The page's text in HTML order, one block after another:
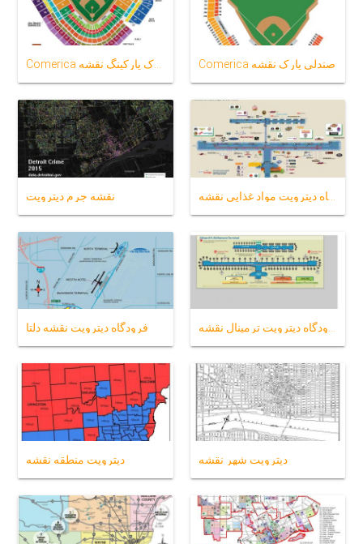
Comerica پارک پارکینگ نقشه Comerica صندلی پارک نقشه
نقشه جرم دیترویت فرودگاه دیترویت مواد غذایی نقشه
فرودگاه دیترویت نقشه دلتا فرودگاه دیترویت ترمینال نقشه
دیترویت منطقه نقشه دیترویت شهر نقشه